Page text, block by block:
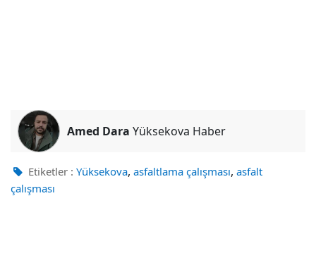
Amed Dara Yüksekova Haber
Etiketler : Yüksekova, asfaltlama çalışması, asfalt
çalışması